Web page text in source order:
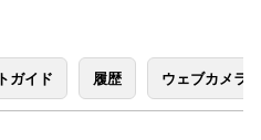
ガイド 履歴 ウェブカメラ